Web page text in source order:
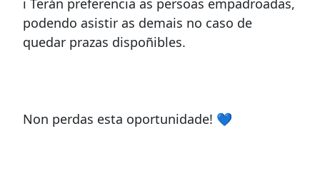
ℹ️ Terán preferencia as persoas empadroadas,
podendo asistir as demais no caso de
quedar prazas dispoñibles.
Non perdas esta oportunidade! 💙